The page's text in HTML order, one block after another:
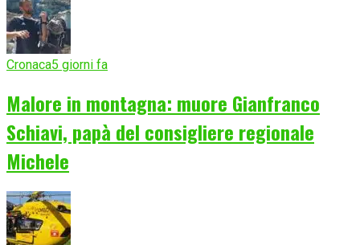
Cronaca5 giorni fa
Malore in montagna: muore Gianfranco
Schiavi, papà del consigliere regionale
Michele